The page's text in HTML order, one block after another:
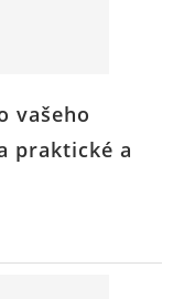
vašeho
praktické a